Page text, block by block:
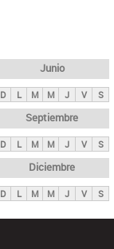
Junio
D L M M J V S
Septiembre
D L M M J V S
Diciembre
D L M M J V S